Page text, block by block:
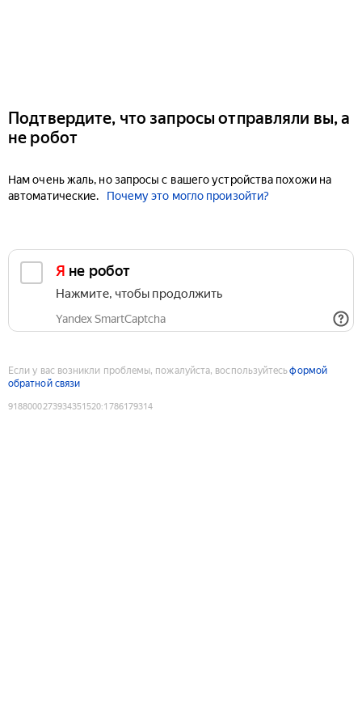
Подтвердите, что запросы отправляли вы, а
не робот
Нам очень жаль, но запросы с вашего устройства похожи на
автоматические.
Почему это могло произойти?
Я не робот
Нажмите, чтобы продолжить
Yandex SmartCaptcha
Если у вас возникли проблемы, пожалуйста, воспользуйтесьформой
обратной связи
9188000273934351520:1786179314